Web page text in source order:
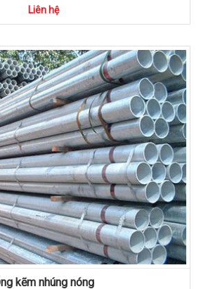
Liên hệ
kẽm nhúng nóng